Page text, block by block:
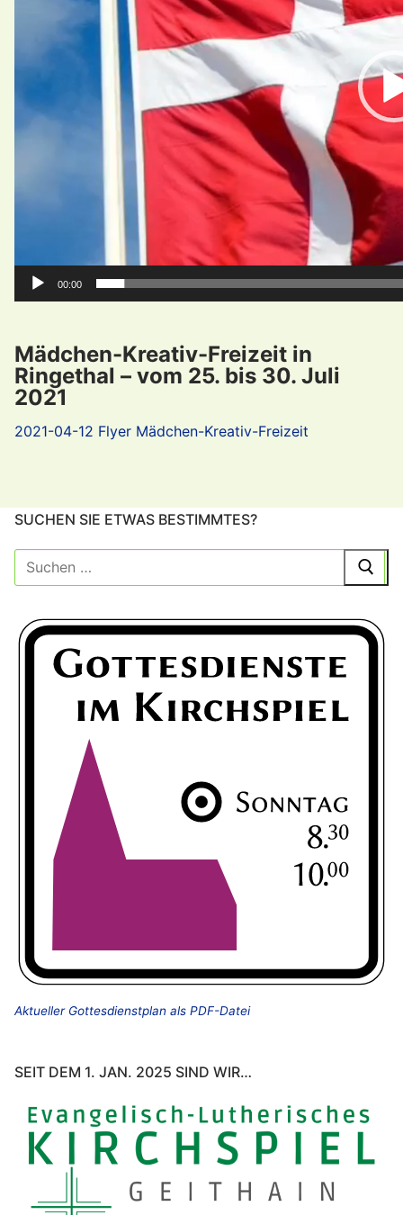
00:00
Mädchen-Kreativ-Freizeit in
Ringethal – vom 25. bis 30. Juli
2021
2021-04-12 Flyer Mädchen-Kreativ-Freizeit
SUCHEN SIE ETWAS BESTIMMTES?
Suche
nach:
Aktueller Gottesdienstplan als PDF-Datei
SEIT DEM 1. JAN. 2025 SIND WIR…